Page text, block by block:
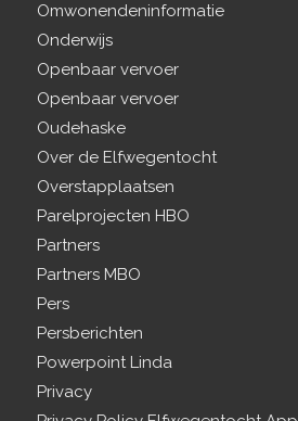
Omwonendeninformatie
Onderwijs
Openbaar vervoer
Openbaar vervoer
Oudehaske
Over de Elfwegentocht
Overstapplaatsen
Parelprojecten HBO
Partners
Partners MBO
Pers
Persberichten
Powerpoint Linda
Privacy